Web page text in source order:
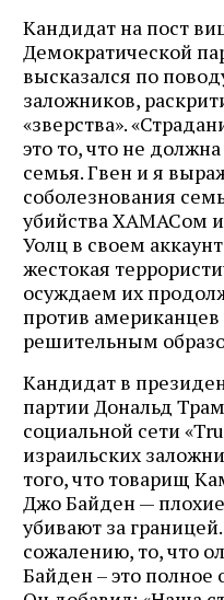
Кандидат на пост
Демократической
высказался по
заложников,
«зверства».
это то, что не
семья. Гвен и я
соболезнования
убийства ХАМАСом
Уолц в своем
жестокая
осуждаем их
против
решительным
Кандидат в
партии Дональд
социальной сети
израильских
того, что товарищ
Джо Байден —
убивают за
сожалению, то, что
Байден – это полное